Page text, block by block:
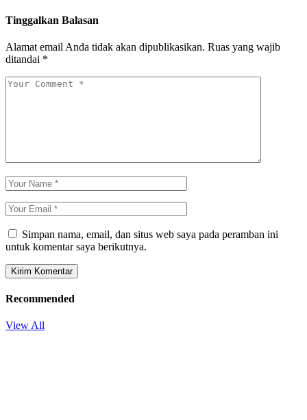
Tinggalkan Balasan
Alamat email Anda tidak akan dipublikasikan. Ruas yang wajib
ditandai *
Simpan nama, email, dan situs web saya pada peramban ini
untuk komentar saya berikutnya.
Recommended
View All